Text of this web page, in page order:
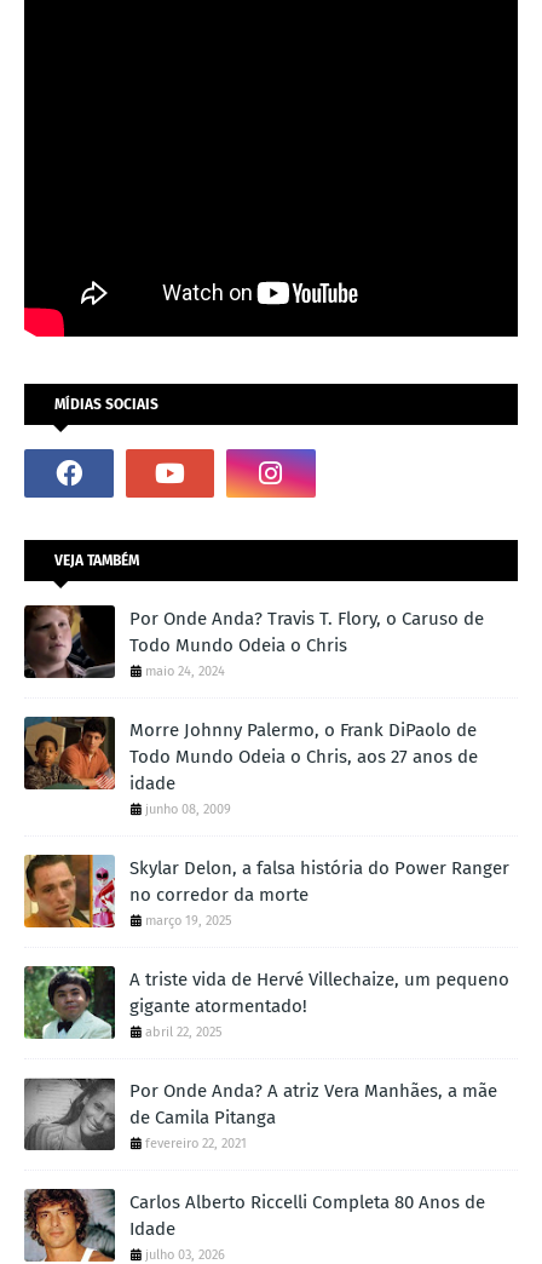
MÍDIAS SOCIAIS
VEJA TAMBÉM
Por Onde Anda? Travis T. Flory, o Caruso de
Todo Mundo Odeia o Chris
maio 24, 2024
Morre Johnny Palermo, o Frank DiPaolo de
Todo Mundo Odeia o Chris, aos 27 anos de
idade
junho 08, 2009
Skylar Delon, a falsa história do Power Ranger
no corredor da morte
março 19, 2025
A triste vida de Hervé Villechaize, um pequeno
gigante atormentado!
abril 22, 2025
Por Onde Anda? A atriz Vera Manhães, a mãe
de Camila Pitanga
fevereiro 22, 2021
Carlos Alberto Riccelli Completa 80 Anos de
Idade
julho 03, 2026